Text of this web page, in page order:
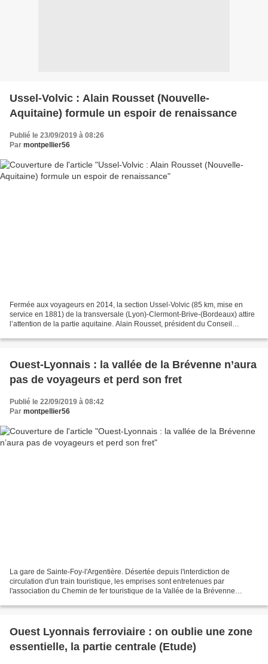
Ussel-Volvic : Alain Rousset (Nouvelle-
Aquitaine) formule un espoir de renaissance
Publié le 23/09/2019 à 08:26
Par montpellier56
Fermée aux voyageurs en 2014, la section Ussel-Volvic (85 km, mise en
service en 1881) de la transversale (Lyon)-Clermont-Brive-(Bordeaux) attire
l’attention de la partie aquitaine. Alain Rousset, président du Conseil
Ouest-Lyonnais : la vallée de la Brévenne n’aura
pas de voyageurs et perd son fret
Publié le 22/09/2019 à 08:42
Par montpellier56
La gare de Sainte-Foy-l'Argentière. Désertée depuis l'interdiction de
circulation d'un train touristique, les emprises sont entretenues par
l'association du Chemin de fer touristique de la Vallée de la Brévenne
Ouest Lyonnais ferroviaire : on oublie une zone
essentielle, la partie centrale (Etude)